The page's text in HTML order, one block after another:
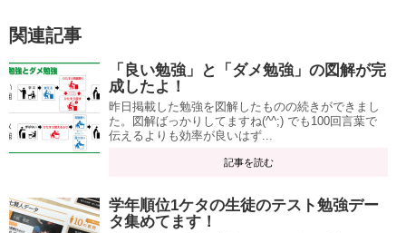
関連記事
「良い勉強」と「ダメ勉強」の図解が完
成したよ！
昨日掲載した勉強を図解したものの続きができまし
た。図解ばっかりしてますね(^^;) でも100回言葉で
伝えるよりも効率が良いはず...
記事を読む
学年順位1ケタの生徒のテスト勉強デー
タ集めてます！